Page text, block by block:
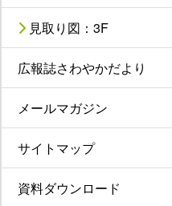
見取り図：3F
広報誌さわやかだより
メールマガジン
サイトマップ
資料ダウンロード